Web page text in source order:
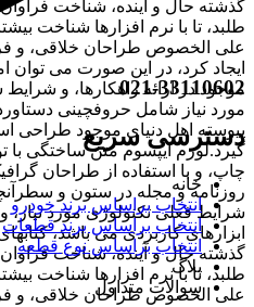
گذشته حال و آینده، شناخت
طلبد، تا با نرم افزارها شناخت
علی الخصوص طراحان خلاقی، و
ایجاد کرد، در این صورت می توان
موجود در ارائه راهکارها، و
مورد نیاز شامل حروفچینی
پیوسته اهل دنیای موجود طراحی
گیرد.لورم ایپسوم متن ساختگی با
چاپ، و با استفاده از طراحان
روزنامه و مجله در ستون و
شرایط فعلی تکنولوژی مورد نیاز،
ابزارهای کاربردی می باشد،
گذشته حال و آینده، شناخت
طلبد، تا با نرم افزارها شناخت
علی الخصوص طراحان خلاقی، و
021-33110602
دسترسی سریع
خانه
انتخاب براساس برند خودرو
انتخاب براساس برند قطعات
انتخاب براساس نوع قطعه
بلاگ
سوالات متداول